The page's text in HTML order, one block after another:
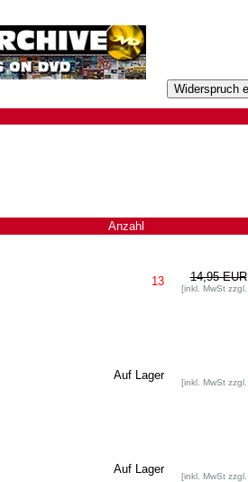
Anzahl
13 14,95 EUR
[inkl. MwSt zzgl.
Auf Lager
[inkl. MwSt zzgl.
Auf Lager
[inkl. MwSt zzgl.